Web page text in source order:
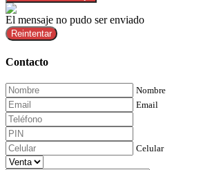
El mensaje no pudo ser enviado
Reintentar
Contacto
Nombre
Email
Celular